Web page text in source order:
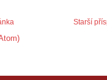
Starší